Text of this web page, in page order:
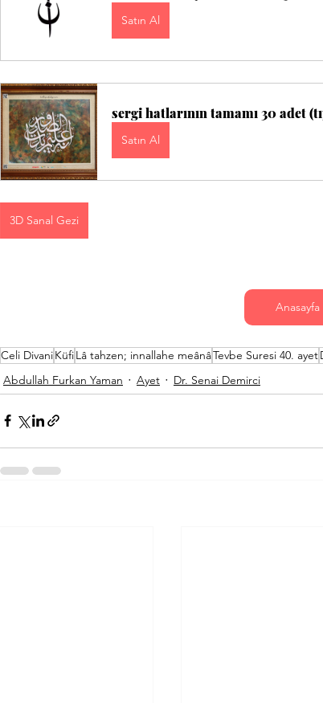
Satın Al
sergi hatlarının tamamı 30 adet
Satın Al
3D Sanal Gezi
Anasayfa
Celi DivaniKüfiLâ tahzen; innallahe meânâTevbe Suresi 40. ayet
Abdullah Furkan Yaman
Ayet Dr. Senai Demirci